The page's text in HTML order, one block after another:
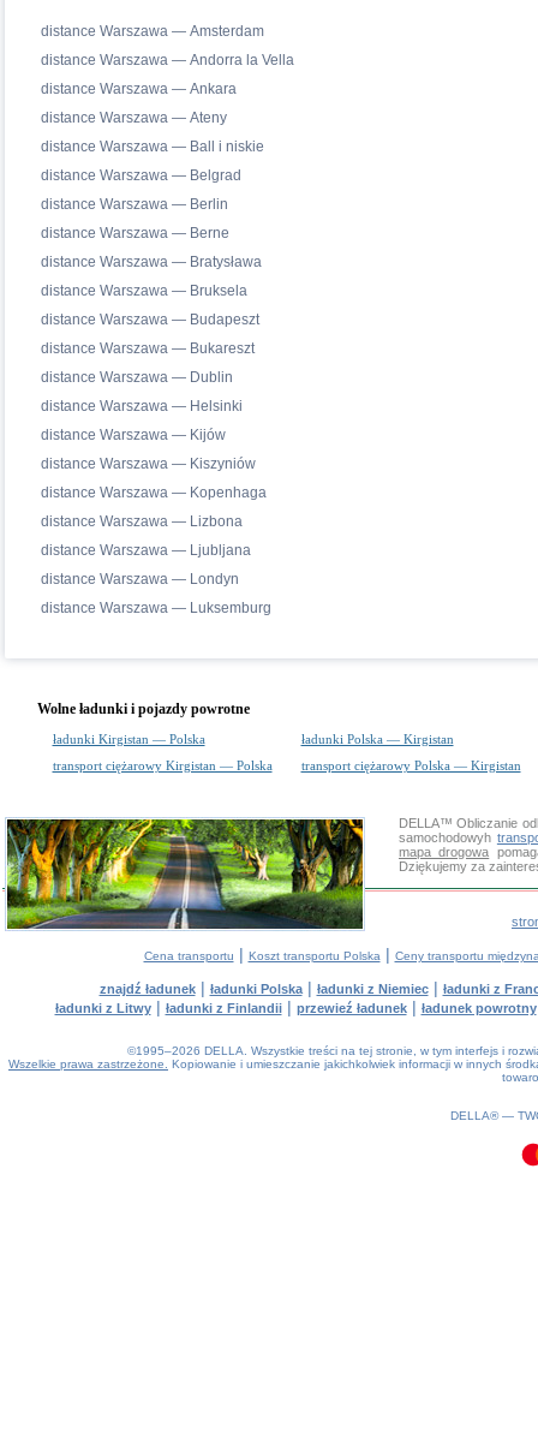
distance Warszawa — Amsterdam
distance Warszawa — Andorra la Vella
distance Warszawa — Ankara
distance Warszawa — Ateny
distance Warszawa — Ball i niskie
distance Warszawa — Belgrad
distance Warszawa — Berlin
distance Warszawa — Berne
distance Warszawa — Bratysława
distance Warszawa — Bruksela
distance Warszawa — Budapeszt
distance Warszawa — Bukareszt
distance Warszawa — Dublin
distance Warszawa — Helsinki
distance Warszawa — Kijów
distance Warszawa — Kiszyniów
distance Warszawa — Kopenhaga
distance Warszawa — Lizbona
distance Warszawa — Ljubljana
distance Warszawa — Londyn
distance Warszawa — Luksemburg
Wolne ładunki i pojazdy powrotne
ładunki Kirgistan — Polska
ładunki Polska — Kirgistan
transport ciężarowy Kirgistan — Polska
transport ciężarowy Polska — Kirgistan
DELLA™Obliczanie
samochodowyh
mapa drogowa
Dziękujemy za
Cena transportu | Koszt transportu Polska | Ceny transportu
znajdź ładunek| ładunki Polska| ładunki z Niemiec| ładunki z
ładunki z Litwy| ładunki z Finlandii| przewieź ładunek| ładunek powrotny
©1995–2026 DELLA. Wszystkie treści na tej stronie, w tym interfejs i
Wszelkie prawa zastrzeżone.
Kopiowanie i umieszczanie jakichkolwiek informacji w innych
DELLA® —